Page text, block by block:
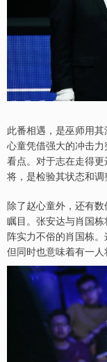
此番相遇，是巫师用
心童凭借强大的冲击
看点。对于志在走得
将，是检验其状态和调
除了赵心童外，还有
瞩目。张安达与肖国
阵实力不俗的肖国栋
但同时也意味着有一人